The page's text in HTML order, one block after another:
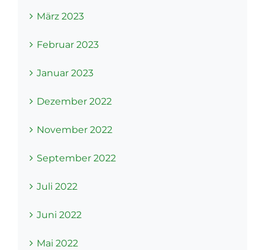
März 2023
Februar 2023
Januar 2023
Dezember 2022
November 2022
September 2022
Juli 2022
Juni 2022
Mai 2022